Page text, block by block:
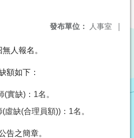
發布單位： 人事室 |
無人報名。
額如下：
(實缺) ： 1名。
(虛缺(合理員額)) ： 1名。
告之簡章。